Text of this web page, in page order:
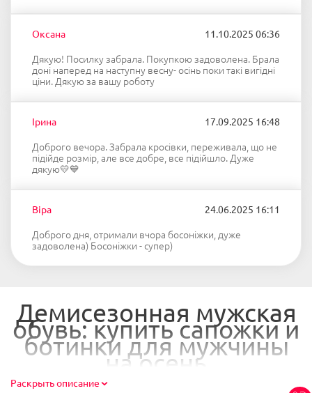
Оксана 11.10.2025 06:36
Дякую! Посилку забрала. Покупкою задоволена. Брала
доні наперед на наступну весну- осінь поки такі вигідні
ціни. Дякую за вашу роботу
Ірина 17.09.2025 16:48
Доброго вечора. Забрала кросівки, переживала, що не
підійде розмір, але все добре, все підійшло. Дуже
дякую💛💙
Віра 24.06.2025 16:11
Доброго дня, отримали вчора босоніжки, дуже
задоволена) Босоніжки - супер)
Демисезонная мужская
обувь: купить сапожки и
ботинки для мужчины
на осень
Раскрыть описание